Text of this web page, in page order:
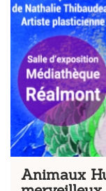
Animaux